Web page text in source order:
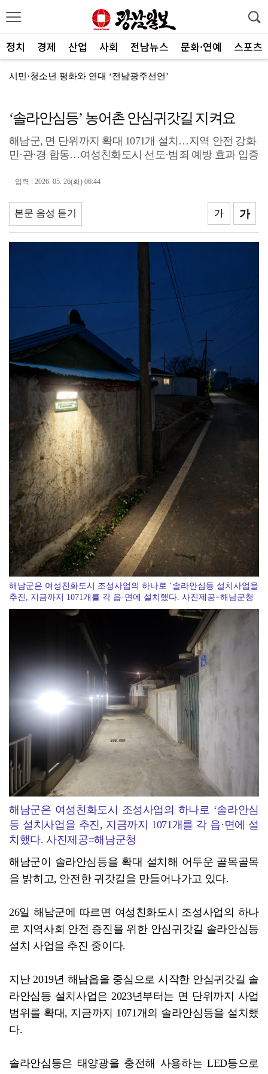
정치 경제 산업 사회 전남뉴스 문화·연예 스포츠
시민·청소년 평화와 연대 ‘전남광주선언’
‘11일 만의 실전’ KIA, 홈 6연전서 반등 노린다
양철호 광주국세청장, 체납관리단 현장 소통
AI에 관심있는 성인들 '교육 안내자'로 양성한다
"아빠와 아이의 행복한 순간을 찾습니다"
[인사] 전남광주통합특별시교육청
‘솔라안심등’ 농어촌 안심귀갓길 지켜요
해남군, 면 단위까지 확대 1071개 설치…지역 안전 강화
민·관·경 합동…여성친화도시 선도·범죄 예방 효과 입증
입력 : 2026. 05. 26(화) 06:44
본문 음성 듣기 가
가
해남군은 여성친화도시 조성사업의 하나로 ‘솔라안심등 설치사업을
추진, 지금까지 1071개를 각 읍·면에 설치했다. 사진제공=해남군청
해남군은 여성친화도시 조성사업의 하나로 ‘솔라안심
등 설치사업을 추진, 지금까지 1071개를 각 읍·면에 설
치했다. 사진제공=해남군청
해남군이 솔라안심등을 확대 설치해 어두운 골목골목
을 밝히고, 안전한 귀갓길을 만들어나가고 있다.
26일 해남군에 따르면 여성친화도시 조성사업의 하나
로 지역사회 안전 증진을 위한 안심귀갓길 솔라안심등
설치 사업을 추진 중이다.
지난 2019년 해남읍을 중심으로 시작한 안심귀갓길 솔
라안심등 설치사업은 2023년부터는 면 단위까지 사업
범위를 확대, 지금까지 1071개의 솔라안심등을 설치했
다.
솔라안심등은 태양광을 충전해 사용하는 LED등으로